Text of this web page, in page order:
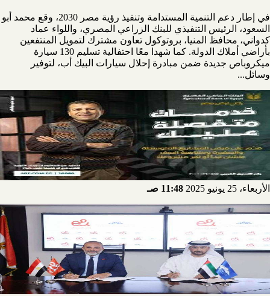
في إطار دعم التنمية المستدامة وتنفيذ رؤية مصر 2030، وقع محمد أبو
السعود، الرئيس التنفيذي للبنك الزراعي المصري، واللواء عماد
كدواني، محافظ المنيا، بروتوكول تعاون مشترك لتمويل المنتفعين
بأراضي أملاك الدولة. كما شهدا معًا احتفالية تسليم 130 سيارة
ميكروباص جديدة ضمن مبادرة إحلال سيارات البيك أب، لتوفير
وسائل...
الأربعاء، 25 يونيو 2025 11:48 صـ